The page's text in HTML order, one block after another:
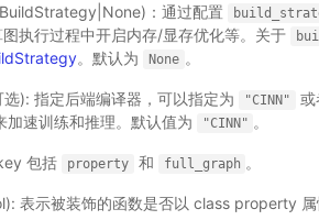
：通过配置
执行过程中开启内存/显存优化等。关于
。默认为 None 。
): 指定后端编译器，可以指定为 "CINN" 或
加速训练和推理。默认值为 "CINN" 。
包括 property 和 full_graph 。
表示被装饰的函数是否以 class property